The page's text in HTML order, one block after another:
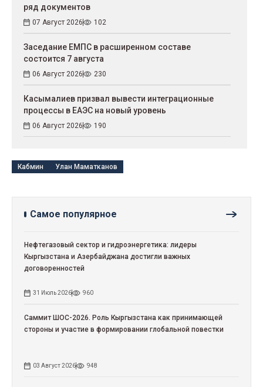
ряд документов
07 Август 2026 102
Заседание ЕМПС в расширенном составе
состоится 7 августа
06 Август 2026 230
Касымалиев призвал вывести интеграционные
процессы в ЕАЭС на новый уровень
06 Август 2026 190
Кабмин Улан Маматканов
Самое популярное
Нефтегазовый сектор и гидроэнергетика: лидеры
Кыргызстана и Азербайджана достигли важных
договоренностей
31 Июль 2026 960
Саммит ШОС-2026. Роль Кыргызстана как принимающей
стороны и участие в формировании глобальной повестки
03 Август 2026 948